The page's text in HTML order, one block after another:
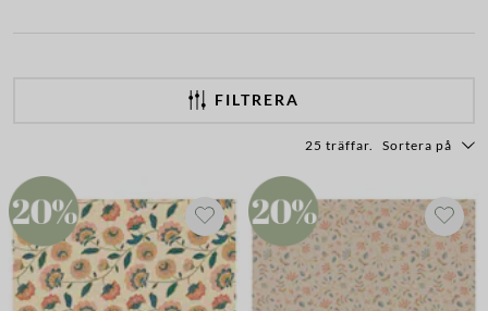
FILTRERA
25 träffar Sortera på